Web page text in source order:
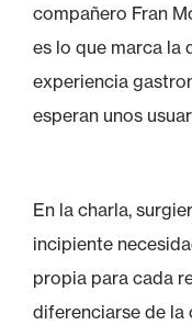
compañero Fran
es lo que marca la
experiencia
esperan unos
En la charla,
incipiente
propia para cada
diferenciarse de la